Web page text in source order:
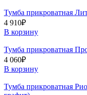
Тумба прикроватная
4 910₽
В корзину
Тумба прикроватная
4 060₽
В корзину
Тумба прикроватная